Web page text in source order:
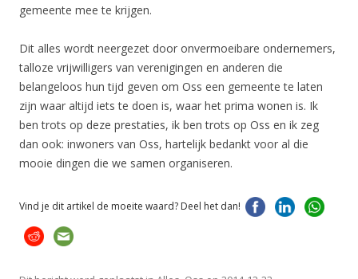
gemeente mee te krijgen.
Dit alles wordt neergezet door onvermoeibare ondernemers,
talloze vrijwilligers van verenigingen en anderen die
belangeloos hun tijd geven om Oss een gemeente te laten
zijn waar altijd iets te doen is, waar het prima wonen is. Ik
ben trots op deze prestaties, ik ben trots op Oss en ik zeg
dan ook: inwoners van Oss, hartelijk bedankt voor al die
mooie dingen die we samen organiseren.
Vind je dit artikel de moeite waard? Deel het dan!